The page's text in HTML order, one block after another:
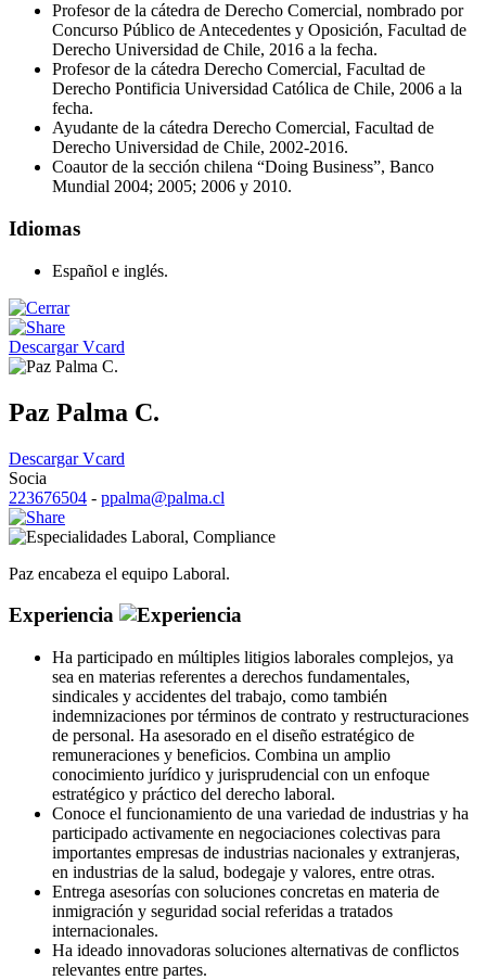
Profesor de la cátedra de Derecho Comercial, nombrado por
Concurso Público de Antecedentes y Oposición, Facultad de
Derecho Universidad de Chile, 2016 a la fecha.
Profesor de la cátedra Derecho Comercial, Facultad de
Derecho Pontificia Universidad Católica de Chile, 2006 a la
fecha.
Ayudante de la cátedra Derecho Comercial, Facultad de
Derecho Universidad de Chile, 2002-2016.
Coautor de la sección chilena “Doing Business”, Banco
Mundial 2004; 2005; 2006 y 2010.
Idiomas
Español e inglés.
Descargar Vcard
Paz Palma C.
Descargar Vcard
Socia
223676504 - ppalma@palma.cl
Laboral, Compliance
Paz encabeza el equipo Laboral.
Experiencia
Ha participado en múltiples litigios laborales complejos, ya
sea en materias referentes a derechos fundamentales,
sindicales y accidentes del trabajo, como también
indemnizaciones por términos de contrato y restructuraciones
de personal. Ha asesorado en el diseño estratégico de
remuneraciones y beneficios. Combina un amplio
conocimiento jurídico y jurisprudencial con un enfoque
estratégico y práctico del derecho laboral.
Conoce el funcionamiento de una variedad de industrias y ha
participado activamente en negociaciones colectivas para
importantes empresas de industrias nacionales y extranjeras,
en industrias de la salud, bodegaje y valores, entre otras.
Entrega asesorías con soluciones concretas en materia de
inmigración y seguridad social referidas a tratados
internacionales.
Ha ideado innovadoras soluciones alternativas de conflictos
relevantes entre partes.